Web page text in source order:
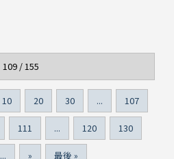
109 / 155
10 20 30 ... 107
111 ... 120 130
... » 最後 »